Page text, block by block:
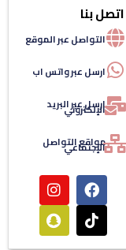
اتصل بنا
التواصل عبر الموقع
ارسل عبر واتس اب
ارسل عبر البريد
الإلكتروني
مواقع التواصل
الإجتماعي